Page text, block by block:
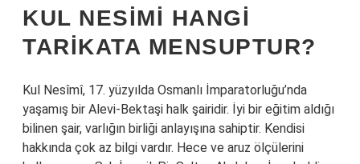
KUL NESIMI HANGI
TARIKATA MENSUPTUR?
Kul Nesîmî, 17. yüzyılda Osmanlı İmparatorluğu’nda
yaşamış bir Alevi-Bektaşi halk şairidir. İyi bir eğitim aldığı
bilinen şair, varlığın birliği anlayışına sahiptir. Kendisi
hakkında çok az bilgi vardır. Hece ve aruz ölçülerini